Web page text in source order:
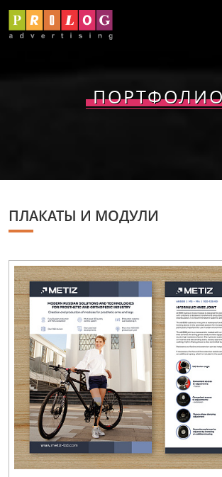
ПЛАКАТЫ И МОДУЛИ